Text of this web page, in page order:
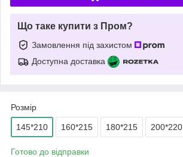
Що таке купити з Пром?
Замовлення під захистом
Доступна доставка
Розмір
145*210 160*215 180*215 200*220
Готово до відправки